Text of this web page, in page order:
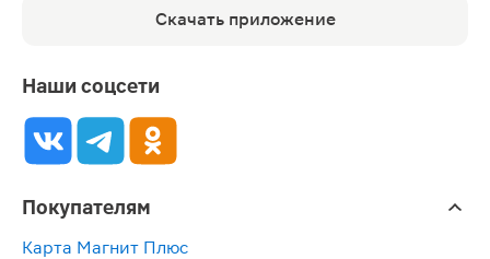
Скачать приложение
Наши соцсети
Покупателям
Карта Магнит Плюс